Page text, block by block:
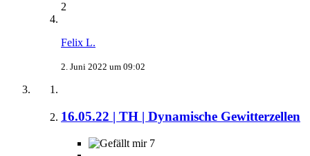
2
Felix L.
2. Juni 2022 um 09:02
16.05.22 | TH | Dynamische Gewitterzellen
7